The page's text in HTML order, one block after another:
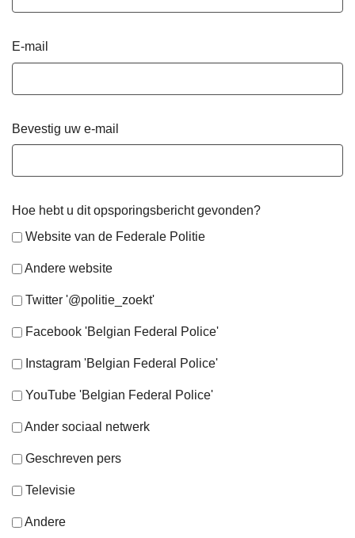
E-mail
Bevestig uw e-mail
Hoe hebt u dit opsporingsbericht gevonden?
Website van de Federale Politie
Andere website
Twitter '@politie_zoekt'
Facebook 'Belgian Federal Police'
Instagram 'Belgian Federal Police'
YouTube 'Belgian Federal Police'
Ander sociaal netwerk
Geschreven pers
Televisie
Andere